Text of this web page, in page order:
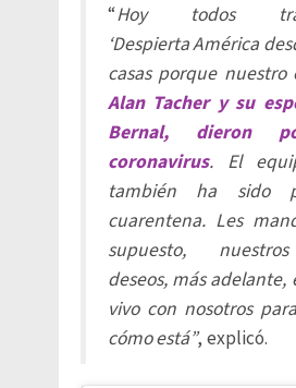
“Hoy todos
‘Despierta América
casas porque nuestro
Alan Tacher y su
Bernal, dieron
coronavirus. El
también ha sido
cuarentena. Les
supuesto,
deseos, más adelante,
vivo con nosotros
cómo está”, explicó.